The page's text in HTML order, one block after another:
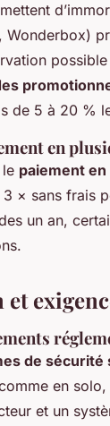
Wonderbox)
de 5 à 20 %
en
paiement
× sans frais
un an,
de sécurité
en solo,
et un